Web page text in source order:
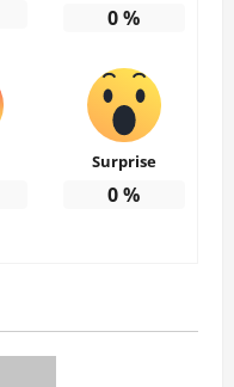
0%
Surprise
0%